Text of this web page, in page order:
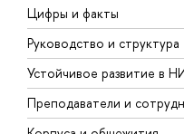
Цифры и факты
Руководство и структура
Устойчивое развитие в
Преподаватели и